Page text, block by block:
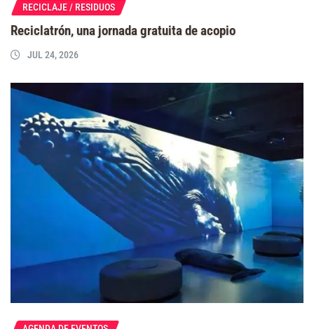
RECICLAJE / RESIDUOS
Reciclatrón, una jornada gratuita de acopio
JUL 24, 2026